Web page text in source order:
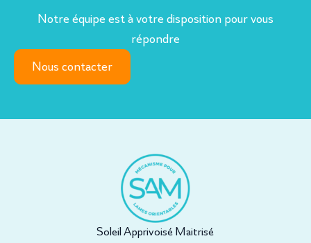
Notre équipe est à votre disposition pour vous
répondre
Nous contacter
Soleil Apprivoisé Maitrisé